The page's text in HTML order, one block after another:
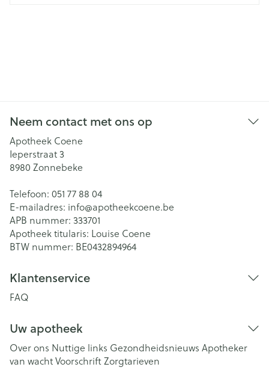
Neem contact met ons op
Apotheek Coene
Ieperstraat 3
8980 Zonnebeke
Telefoon: 051 77 88 04
E-mailadres: info@apotheekcoene.be
APB nummer: 333701
Apotheek titularis: Louise Coene
BTW nummer: BE0432894964
Klantenservice
FAQ
Uw apotheek
Over ons Nuttige links Gezondheidsnieuws Apotheker
van wachtVoorschriftZorgtarieven